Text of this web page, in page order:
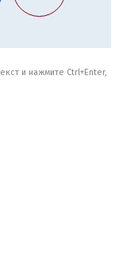
и нажмите Ctrl+Enter,